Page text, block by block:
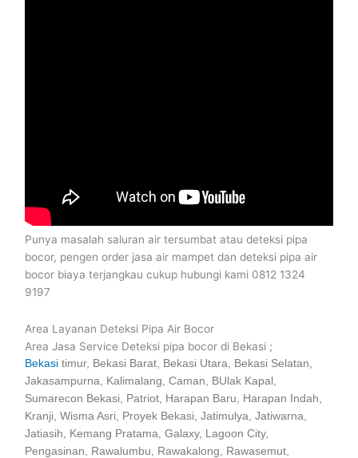
Punya masalah saluran air tersumbat atau deteksi pipa
bocor, pengen order jasa air mampet dan deteksi pipa air
bocor biaya terjangkau cukup hubungi kami 0812 1324
9197
Area Layanan Deteksi Pipa Air Bocor
Area Jasa Service Deteksi pipa bocor di Bekasi ;
Bekasi timur, Bekasi Barat, Bekasi Utara, Bekasi Selatan,
Jakasampurna, Kalimalang, Caman, BUlak Kapal,
Sumarecon Bekasi, Patriot, Harapan Baru, Harapan Indah,
Kranji, Wisma Asri, Proyek Bekasi, Jatimulya, Jatiwarna,
Jatiasih, Kemang Pratama, Galaxy, Lagoon City,
Pengasinan, Rawalumbu, Rawakalong, Rawasemut,